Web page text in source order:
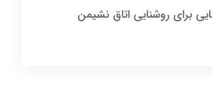
برای روشنایی اتاق نشیمن